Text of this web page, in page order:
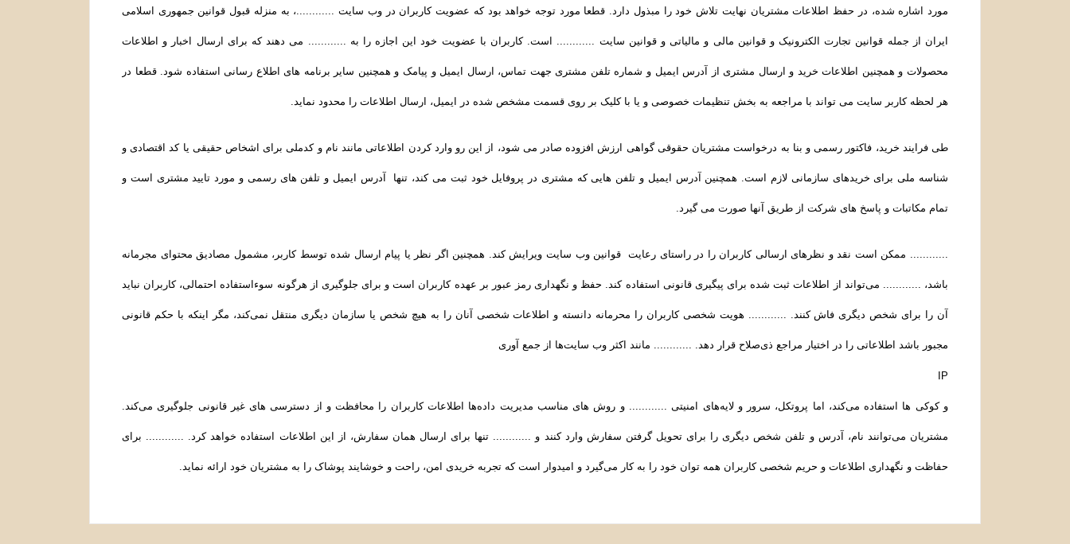
مورد اشاره شده، در حفظ اطلاعات مشتریان نهایت تلاش خود را مبذول دارد. قطعا مورد توجه خواهد بود که عضویت کاربران در وب سایت ............، به منزله قبول قوانین جمهوری اسلامی
ایران از جمله قوانین تجارت الکترونیک و قوانین مالی و مالیاتی و قوانین سایت ............ است. کاربران با عضویت خود این اجازه را به ............ می دهند که برای ارسال اخبار و اطلاعات
محصولات و همچنین اطلاعات خرید و ارسال مشتری از آدرس ایمیل و شماره تلفن مشتری جهت تماس، ارسال ایمیل و پیامک و همچنین سایر برنامه های اطلاع رسانی استفاده شود. قطعا در
هر لحظه کاربر سایت می تواند با مراجعه به بخش تنظیمات خصوصی و یا با کلیک بر روی قسمت مشخص شده در ایمیل، ارسال اطلاعات را محدود نماید.
طی فرایند خرید، فاکتور رسمی و بنا به درخواست مشتریان حقوقی گواهی ارزش افزوده صادر می شود، از این رو وارد کردن اطلاعاتی مانند نام و کدملی برای اشخاص حقیقی یا کد اقتصادی و
شناسه ملی برای خریدهای سازمانی لازم است. همچنین آدرس ایمیل و تلفن هایی که مشتری در پروفایل خود ثبت می­ کند، تنها آدرس ایمیل و تلفن­ های رسمی و مورد تایید مشتری است و
تمام مکاتبات و پاسخ های شرکت از طریق آنها صورت می گیرد.
............ ممکن است نقد و نظرهای ارسالی کاربران را در راستای رعایت قوانین وب سایت ویرایش کند. همچنین اگر نظر یا پیام ارسال شده توسط کاربر، مشمول مصادیق محتوای مجرمانه
باشد، ............ می‌تواند از اطلاعات ثبت شده برای پیگیری قانونی استفاده کند. حفظ و نگهداری رمز عبور بر عهده کاربران است و برای جلوگیری از هرگونه سوءاستفاده احتمالی، کاربران نباید
آن را برای شخص دیگری فاش کنند. ............ هویت شخصی کاربران را محرمانه دانسته و اطلاعات شخصی آنان را به هیچ شخص یا سازمان دیگری منتقل نمی‌کند، مگر اینکه با حکم قانونی
مجبور باشد اطلاعاتی را در اختیار مراجع ذی‌صلاح قرار دهد. ............ مانند اکثر وب سایت‌ها از جمع آوری
IP
و کوکی ‌ها استفاده می‌کند، اما پروتکل، سرور و لایه‌های امنیتی ............ و روش‌ های مناسب مدیریت داده‌ها اطلاعات کاربران را محافظت و از دسترسی‌ های غیر قانونی جلوگیری می‌کند.
مشتریان می‌توانند نام، آدرس و تلفن شخص دیگری را برای تحویل گرفتن سفارش وارد کنند و ............ تنها برای ارسال همان سفارش، از این اطلاعات استفاده خواهد کرد. ............ برای
حفاظت و نگهداری اطلاعات و حریم شخصی کاربران همه­ توان خود را به کار می‌گیرد و امیدوار است که تجربه‌ خریدی امن، راحت و خوشایند پوشاک را به مشتریان خود ارائه نماید.